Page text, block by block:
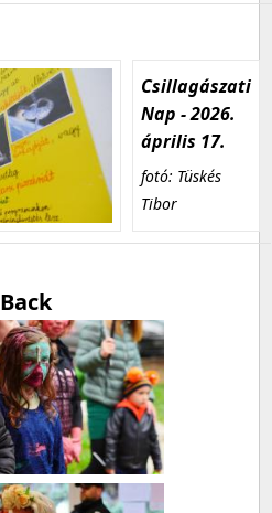
Csillagászati
Nap - 2026.
április 17.
fotó: Tüskés
Tibor
Back